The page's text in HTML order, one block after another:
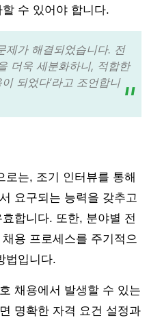
수 있어야 합니다.
제가 해결되었습니다. 전
더욱 세분화하니, 적합한
되었다’라고 조언합니
로는, 조기 인터뷰를 통해
요구되는 능력을 갖추고
합니다. 또한, 분야별 전
용 프로세스를 주기적으
법입니다.
채용에서 발생할 수 있는
명확한 자격 요건 설정과